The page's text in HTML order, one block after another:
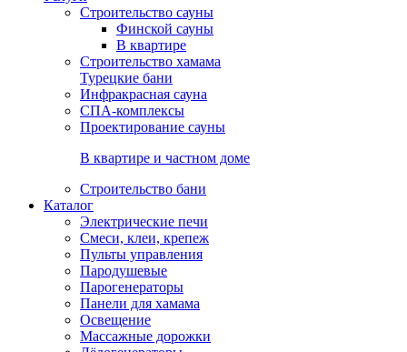
Строительство сауны
Финской сауны
В квартире
Строительство хамама
Турецкие бани
Инфракрасная сауна
СПА-комплексы
Проектирование сауны
В квартире и частном доме
Строительство бани
Каталог
Электрические печи
Смеси, клеи, крепеж
Пульты управления
Пародушевые
Парогенераторы
Панели для хамама
Освещение
Массажные дорожки